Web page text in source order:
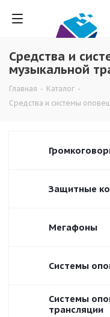
Средства и
музыкальной
Главная - Каталог -
Средства и системы
Защитные
Мегафоны
Системы
Системы
трансляции